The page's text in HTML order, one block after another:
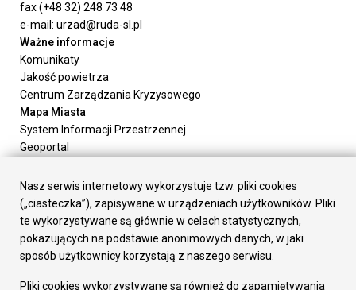
fax (+48 32) 248 73 48
e-mail: urzad@ruda-sl.pl
Ważne informacje
Komunikaty
Jakość powietrza
Centrum Zarządzania Kryzysowego
Mapa Miasta
System Informacji Przestrzennej
Geoportal
Załatw sprawę
Prezydent Miasta
Rada Miasta
Wydziały
Elektroniczna Skrzynka Podawcza
Gospodarka
Nasz serwis internetowy wykorzystuje tzw. pliki cookies
(„ciasteczka”), zapisywane w urządzeniach użytkowników. Pliki
te wykorzystywane są głównie w celach statystycznych,
pokazujących na podstawie anonimowych danych, w jaki
sposób użytkownicy korzystają z naszego serwisu.
Pliki cookies wykorzystywane są również do zapamiętywania